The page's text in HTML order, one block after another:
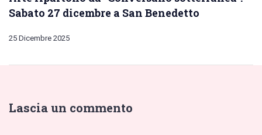
Sabato 27 dicembre a San Benedetto
25 Dicembre 2025
Lascia un commento